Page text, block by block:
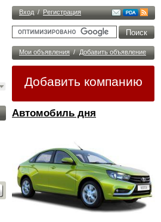
Вход / Регистрация
Мои объявления / Добавить объявление
Добавить компанию
Автомобиль дня